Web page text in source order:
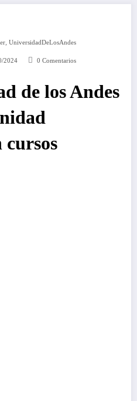
, UniversidadDeLosAndes
2024 0 Comentarios
de los Andes
cursos